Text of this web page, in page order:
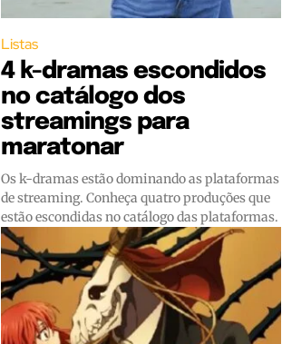
Listas
4 k-dramas escondidos
no catálogo dos
streamings para
maratonar
Os k-dramas estão dominando as plataformas
de streaming. Conheça quatro produções que
estão escondidas no catálogo das plataformas.